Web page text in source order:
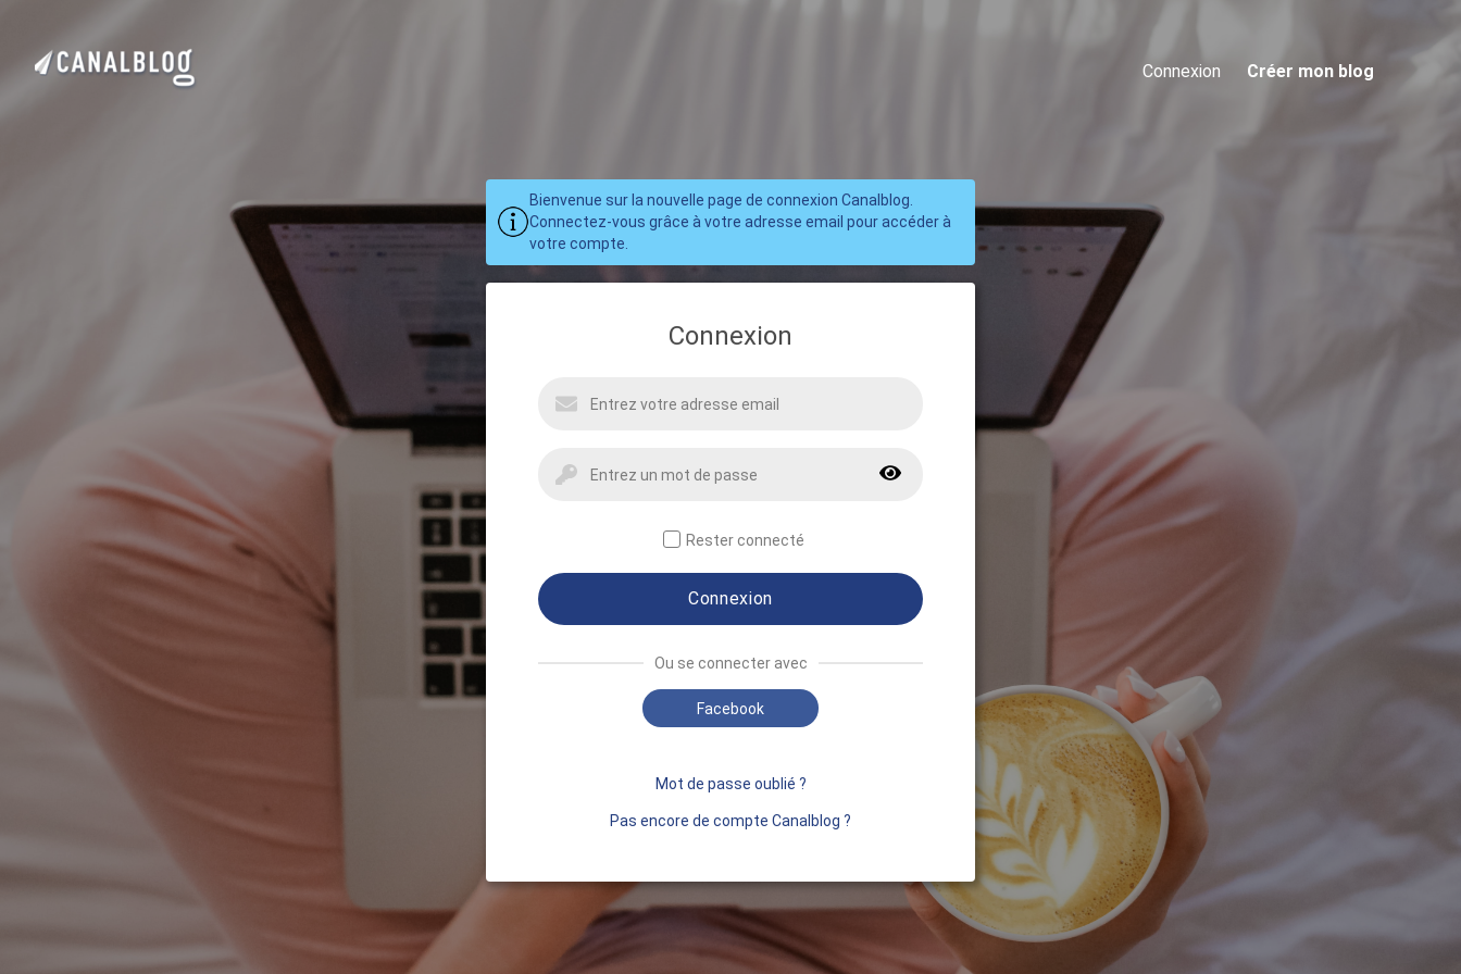
Connexion Créer mon blog
Bienvenue sur la nouvelle page de connexion Canalblog.
Connectez-vous grâce à votre adresse email pour accéder à
votre compte.
Connexion
Rester connecté
Connexion
Ou se connecter avec
Facebook
Mot de passe oublié ?
Pas encore de compte Canalblog ?